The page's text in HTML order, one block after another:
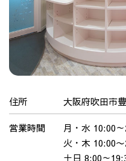
住所 大阪府吹田市
営業時間
月・水 10:00
火・木 10:00
土日 8:00～